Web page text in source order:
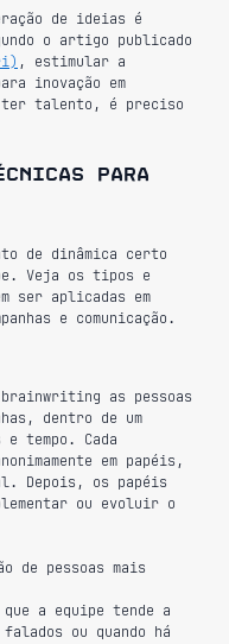
de ideias é
o artigo publicado
, estimular a
inovação em
ter talento, é preciso
para
de dinâmica certo
Veja os tipos e
ser aplicadas em
e comunicação.
as pessoas
dentro de um
tempo. Cada
em papéis,
Depois, os papéis
ou evoluir o
de pessoas mais
que a equipe tende a
ou quando há